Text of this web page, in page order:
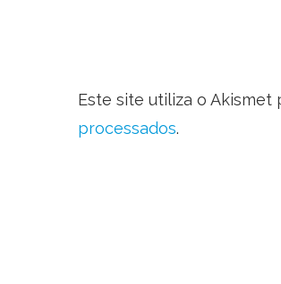
Este site utiliza o Akismet
processados.